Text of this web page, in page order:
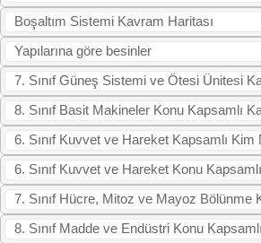
Boşaltım Sistemi Kavram Haritası
Yapılarına göre besinler
7. Sınıf Güneş Sistemi ve Ötesi Ünitesi
8. Sınıf Basit Makineler Konu Kapsamlı
6. Sınıf Kuvvet ve Hareket Kapsamlı
6. Sınıf Kuvvet ve Hareket Konu
7. Sınıf Hücre, Mitoz ve Mayoz
8. Sınıf Madde ve Endüstri Konu